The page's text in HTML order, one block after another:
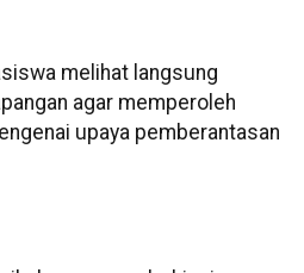
melihat langsung
agar memperoleh
upaya pemberantasan